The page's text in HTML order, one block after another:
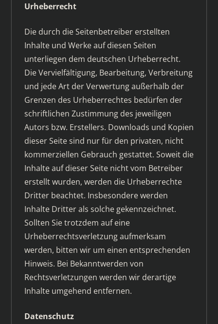
Urheberrecht
Die durch die Seitenbetreiber erstellten
Inhalte und Werke auf diesen Seiten
unterliegen dem deutschen Urheberrecht.
Die Vervielfältigung, Bearbeitung, Verbreitung
und jede Art der Verwertung außerhalb der
Grenzen des Urheberrechtes bedürfen der
schriftlichen Zustimmung des jeweiligen
Autors bzw. Erstellers. Downloads und Kopien
dieser Seite sind nur für den privaten, nicht
kommerziellen Gebrauch gestattet. Soweit die
Inhalte auf dieser Seite nicht vom Betreiber
erstellt wurden, werden die Urheberrechte
Dritter beachtet. Insbesondere werden
Inhalte Dritter als solche gekennzeichnet.
Sollten Sie trotzdem auf eine
Urheberrechtsverletzung aufmerksam
werden, bitten wir um einen entsprechenden
Hinweis. Bei Bekanntwerden von
Rechtsverletzungen werden wir derartige
Inhalte umgehend entfernen.
Datenschutz